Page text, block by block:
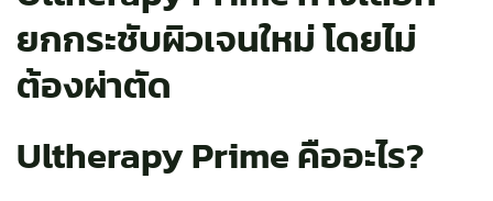
ยกกระชับผิวเจนใหม่ โดยไม่
ต้องผ่าตัด
Ultherapy Prime คืออะไร?